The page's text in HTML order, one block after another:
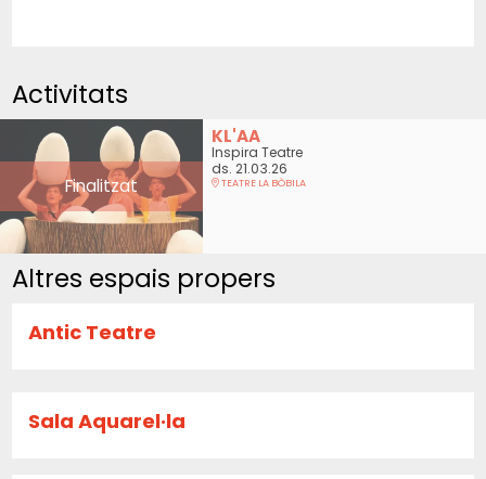
Activitats
Finalitzat
KL'AA
Inspira Teatre
ds. 21.03.26
TEATRE LA BÒBILA
Altres espais propers
Antic Teatre
Sala Aquarel·la